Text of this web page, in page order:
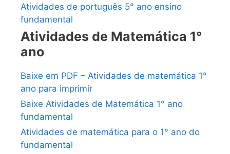
Atividades de português 5° ano ensino
fundamental
Atividades de Matemática 1°
ano
Baixe em PDF – Atividades de matemática 1°
ano para imprimir
Baixe Atividades de Matemática 1° ano
fundamental
Atividades de matemática para o 1° ano do
fundamental